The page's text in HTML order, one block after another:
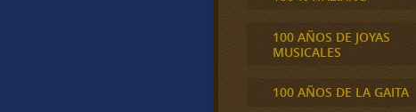
100 AÑOS DE JOYAS
MUSICALES
100 AÑOS DE LA GAITA